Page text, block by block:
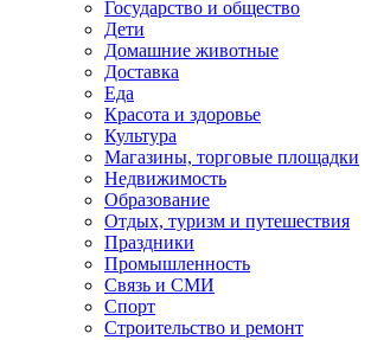
Государство и общество
Дети
Домашние животные
Доставка
Еда
Красота и здоровье
Культура
Магазины, торговые площадки
Недвижимость
Образование
Отдых, туризм и путешествия
Праздники
Промышленность
Связь и СМИ
Спорт
Строительство и ремонт